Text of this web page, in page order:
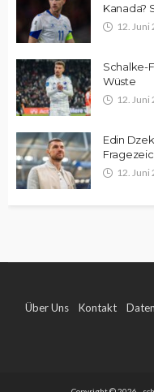
Kanada?
12. Juni
Schalke-
Wüste
12. Juni
Edin
12. Juni
Über Uns Kontakt